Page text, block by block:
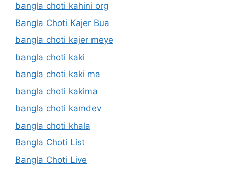
bangla choti kahini org
Bangla Choti Kajer Bua
bangla choti kajer meye
bangla choti kaki
bangla choti kaki ma
bangla choti kakima
bangla choti kamdev
bangla choti khala
Bangla Choti List
Bangla Choti Live